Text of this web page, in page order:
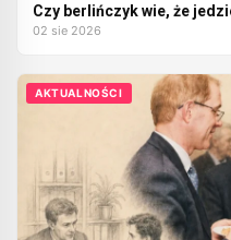
Czy berlińczyk wie, że
02 sie 2026
AKTUALNOŚCI